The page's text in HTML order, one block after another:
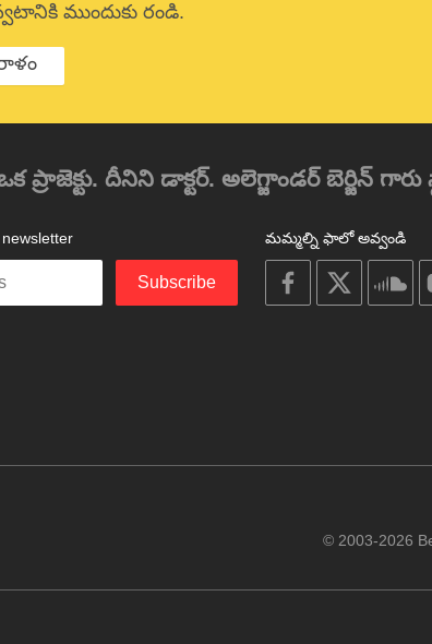
ముందుకు రండి.
దీనిని డాక్టర్. అలెగ్జాండర్ బెర్జిన్ గారు
మమ్మల్ని ఫాలో అవ్వండి
on
facebook
Subscribe
© 2003-2026